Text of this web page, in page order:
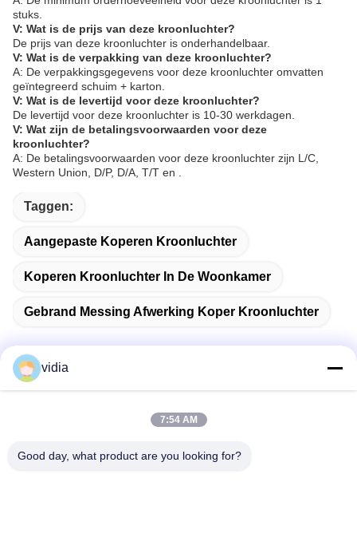
stuks.
V: Wat is de prijs van deze kroonluchter?
De prijs van deze kroonluchter is onderhandelbaar.
V: Wat is de verpakking van deze kroonluchter?
A: De verpakkingsgegevens voor deze kroonluchter omvatten
geïntegreerd schuim + karton.
V: Wat is de levertijd voor deze kroonluchter?
De levertijd voor deze kroonluchter is 10-30 werkdagen.
V: Wat zijn de betalingsvoorwaarden voor deze
kroonluchter?
A: De betalingsvoorwaarden voor deze kroonluchter zijn L/C,
Western Union, D/P, D/A, T/T en .
Taggen:
Aangepaste Koperen Kroonluchter
Koperen Kroonluchter In De Woonkamer
Gebrand Messing Afwerking Koper Kroonluchter
Adres
vidia
7:54 AM
Good day, what product are you looking for?